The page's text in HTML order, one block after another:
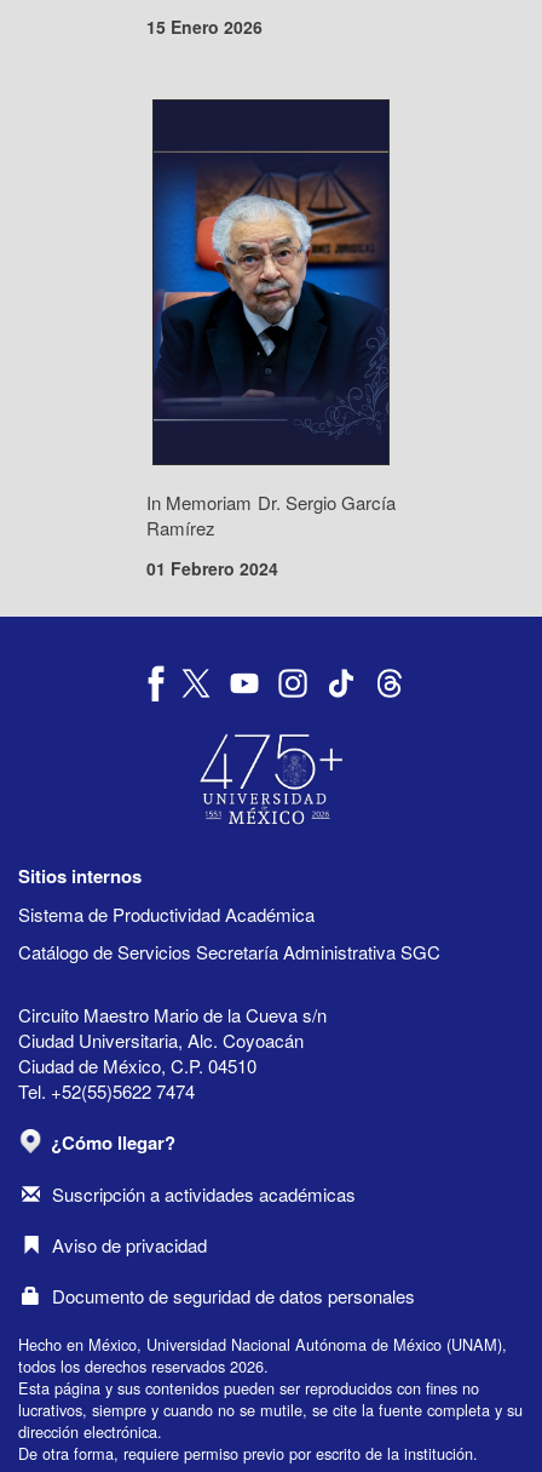
15 Enero 2026
In Memoriam Dr. Sergio García
Ramírez
01 Febrero 2024
Sitios internos
Sistema de Productividad Académica
Catálogo de Servicios Secretaría Administrativa SGC
Circuito Maestro Mario de la Cueva s/n
Ciudad Universitaria, Alc. Coyoacán
Ciudad de México, C.P. 04510
Tel. +52(55)5622 7474
¿Cómo llegar?
Suscripción a actividades académicas
Aviso de privacidad
Documento de seguridad de datos personales
Hecho en México, Universidad Nacional Autónoma de México (UNAM),
todos los derechos reservados 2026.
Esta página y sus contenidos pueden ser reproducidos con fines no
lucrativos, siempre y cuando no se mutile, se cite la fuente completa y su
dirección electrónica.
De otra forma, requiere permiso previo por escrito de la institución.